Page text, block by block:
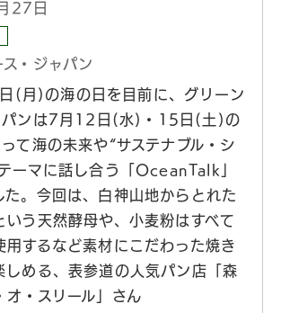
27日
・ジャパン
(月)の海の日を目前に、グリーン
パンは7月12日(水)・15日(土)の
て海の未来や“サステナブル・シ
ーマに話し合う「OceanTalk」
た。今回は、白神山地からとれた
いう天然酵母や、小麦粉はすべて
用するなど素材にこだわった焼き
しめる、表参道の人気パン店「森
オ・スリール」さん